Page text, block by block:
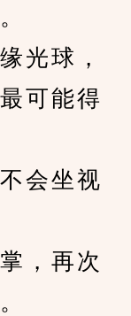
光球，
可能得
会坐视
，再次